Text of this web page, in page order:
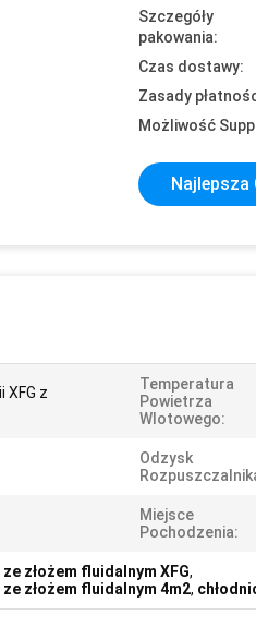
Szczegóły
pakowania:
Czas dostawy:
Zasady
Możliwość
Najlepsza
XFG z
Temperatura
Powietrza
Wlotowego:
Odzysk
Miejsce
Pochodzenia:
złożem fluidalnym XFG,
złożem fluidalnym 4m2,